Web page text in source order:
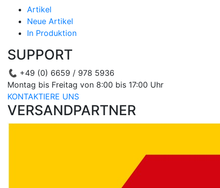
Artikel
Neue Artikel
In Produktion
SUPPORT
📞 +49 (0) 6659 / 978 5936
Montag bis Freitag von 8:00 bis 17:00 Uhr
KONTAKTIERE UNS
VERSANDPARTNER